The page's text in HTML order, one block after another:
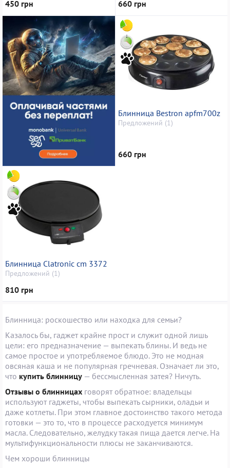
450 грн 660 грн
Блинница Bestron apfm700z
Предложений (1)
660 грн
Блинница Clatronic cm 3372
Предложений (1)
810 грн
Блинница: роскошество или находка для семьи?
Казалось бы, гаджет крайне прост и служит одной лишь
цели: его предназначение — выпекать блины. И ведь не
самое простое и употребляемое блюдо. Это не модная
овсяная каша и не популярная гречневая. Означает ли это,
что купить блинницу — бессмысленная затея? Ничуть.
Отзывы о блинницах говорят обратное: владельцы
используют гаджеты, чтобы выпекать сырники, оладьи и
даже котлеты. При этом главное достоинство такого метода
готовки — это то, что в процессе расходуется минимум
масла. Следовательно, желудку такая пища дается легче. На
мультифункциональности плюсы не заканчиваются.
Чем хороши блинницы